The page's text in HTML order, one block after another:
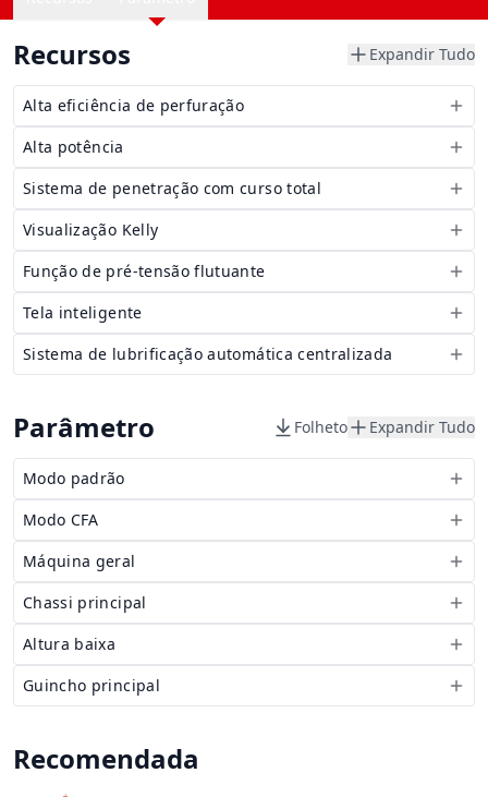
Recursos Expandir Tudo
Alta eficiência de perfuração
Alta potência
Sistema de penetração com curso total
Visualização Kelly
Função de pré-tensão flutuante
Tela inteligente
Sistema de lubrificação automática centralizada
Parâmetro Folheto Expandir Tudo
Modo padrão
Modo CFA
Máquina geral
Chassi principal
Altura baixa
Guincho principal
Recomendada